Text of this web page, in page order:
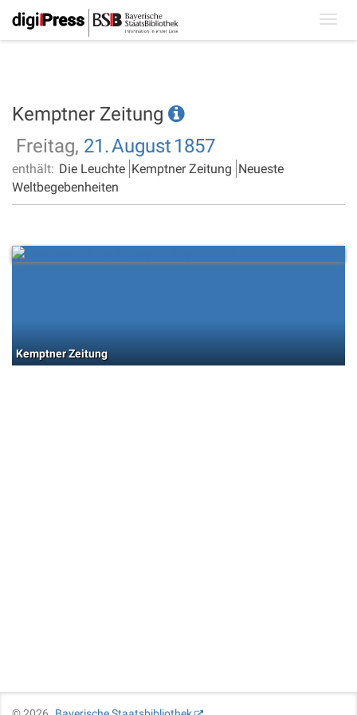
Kemptner Zeitung
Freitag, 21.August 1857
enthält: Die Leuchte Kemptner Zeitung Neueste
Weltbegebenheiten
Kemptner Zeitung